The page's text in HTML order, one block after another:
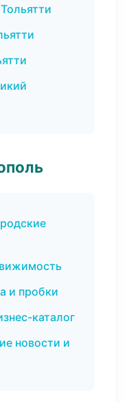
и пробки
каталог
новости и